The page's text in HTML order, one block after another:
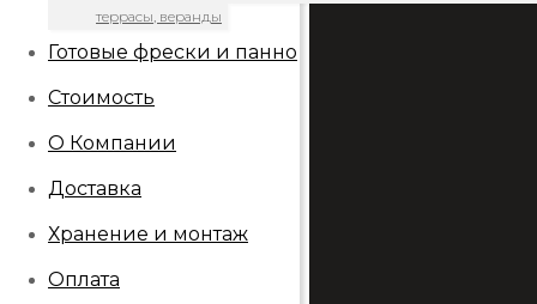
террасы, веранды
Готовые фрески и панно
Стоимость
О Компании
Доставка
Хранение и монтаж
Оплата